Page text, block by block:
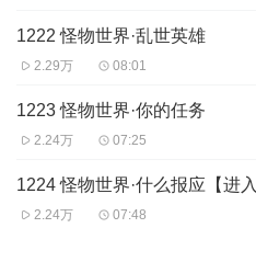
1222 怪物世界·乱世英雄
2.29万 08:01
1223 怪物世界·你的任务
2.24万 07:25
2.24万 07:48